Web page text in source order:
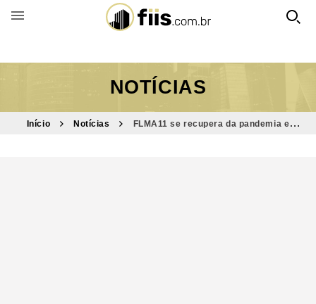
BUSCAR POR FUNDO
NOTÍCIAS
Início Notícias
FLMA11 se recupera da pandemia e